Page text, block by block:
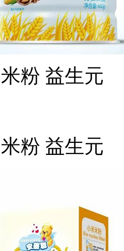
粉 益生元
粉 益生元